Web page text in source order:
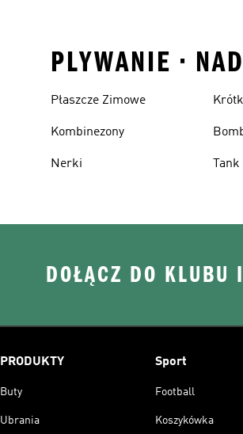
PLYWANIE •
Płaszcze Zimowe
Kombinezony
Nerki Tank
DOŁĄCZ DO KLUBU
PRODUKTY
Buty
Ubrania
Sport
Football
Koszykówka